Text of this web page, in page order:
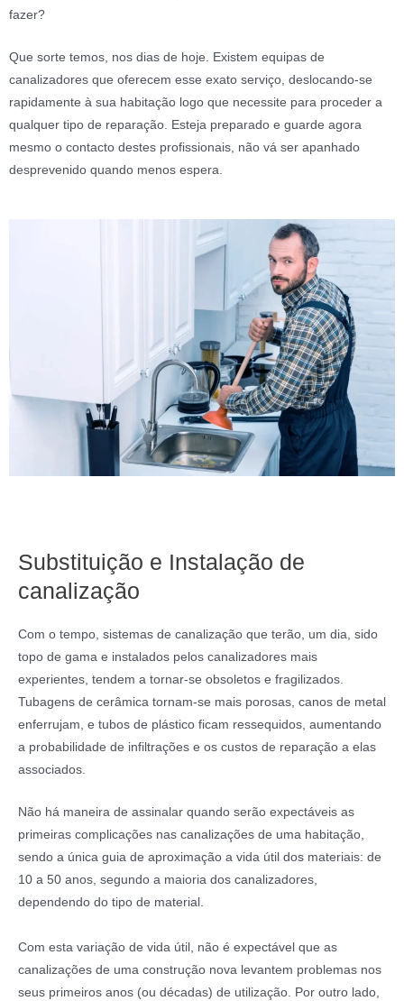
fazer?
Que sorte temos, nos dias de hoje. Existem equipas de
canalizadores que oferecem esse exato serviço, deslocando-se
rapidamente à sua habitação logo que necessite para proceder a
qualquer tipo de reparação. Esteja preparado e guarde agora
mesmo o contacto destes profissionais, não vá ser apanhado
desprevenido quando menos espera.
Substituição e Instalação de
canalização
Com o tempo, sistemas de canalização que terão, um dia, sido
topo de gama e instalados pelos canalizadores mais
experientes, tendem a tornar-se obsoletos e fragilizados.
Tubagens de cerâmica tornam-se mais porosas, canos de metal
enferrujam, e tubos de plástico ficam ressequidos, aumentando
a probabilidade de infiltrações e os custos de reparação a elas
associados.
Não há maneira de assinalar quando serão expectáveis as
primeiras complicações nas canalizações de uma habitação,
sendo a única guia de aproximação a vida útil dos materiais: de
10 a 50 anos, segundo a maioria dos canalizadores,
dependendo do tipo de material.
Com esta variação de vida útil, não é expectável que as
canalizações de uma construção nova levantem problemas nos
seus primeiros anos (ou décadas) de utilização. Por outro lado,